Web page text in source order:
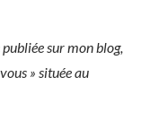
sur mon blog,
» située au